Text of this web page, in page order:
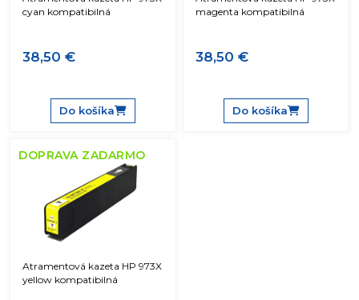
cyan kompatibilná
38,50 €
Do košíka
magenta kompatibilná
38,50 €
Do košíka
DOPRAVA ZADARMO
Atramentová kazeta HP 973X
yellow kompatibilná